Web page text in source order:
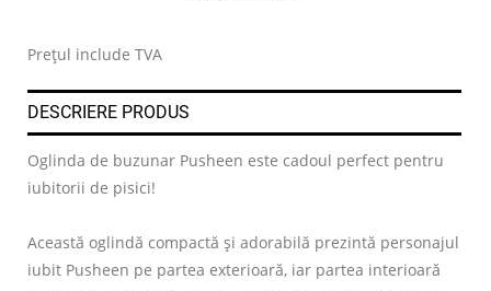
Prețul include TVA
DESCRIERE PRODUS
Oglinda de buzunar Pusheen este cadoul perfect pentru
iubitorii de pisici!
Această oglindă compactă și adorabilă prezintă personajul
iubit Pusheen pe partea exterioară, iar partea interioară